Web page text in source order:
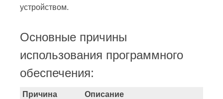
устройством.
Основные причины
использования программного
обеспечения:
Причина
Описание